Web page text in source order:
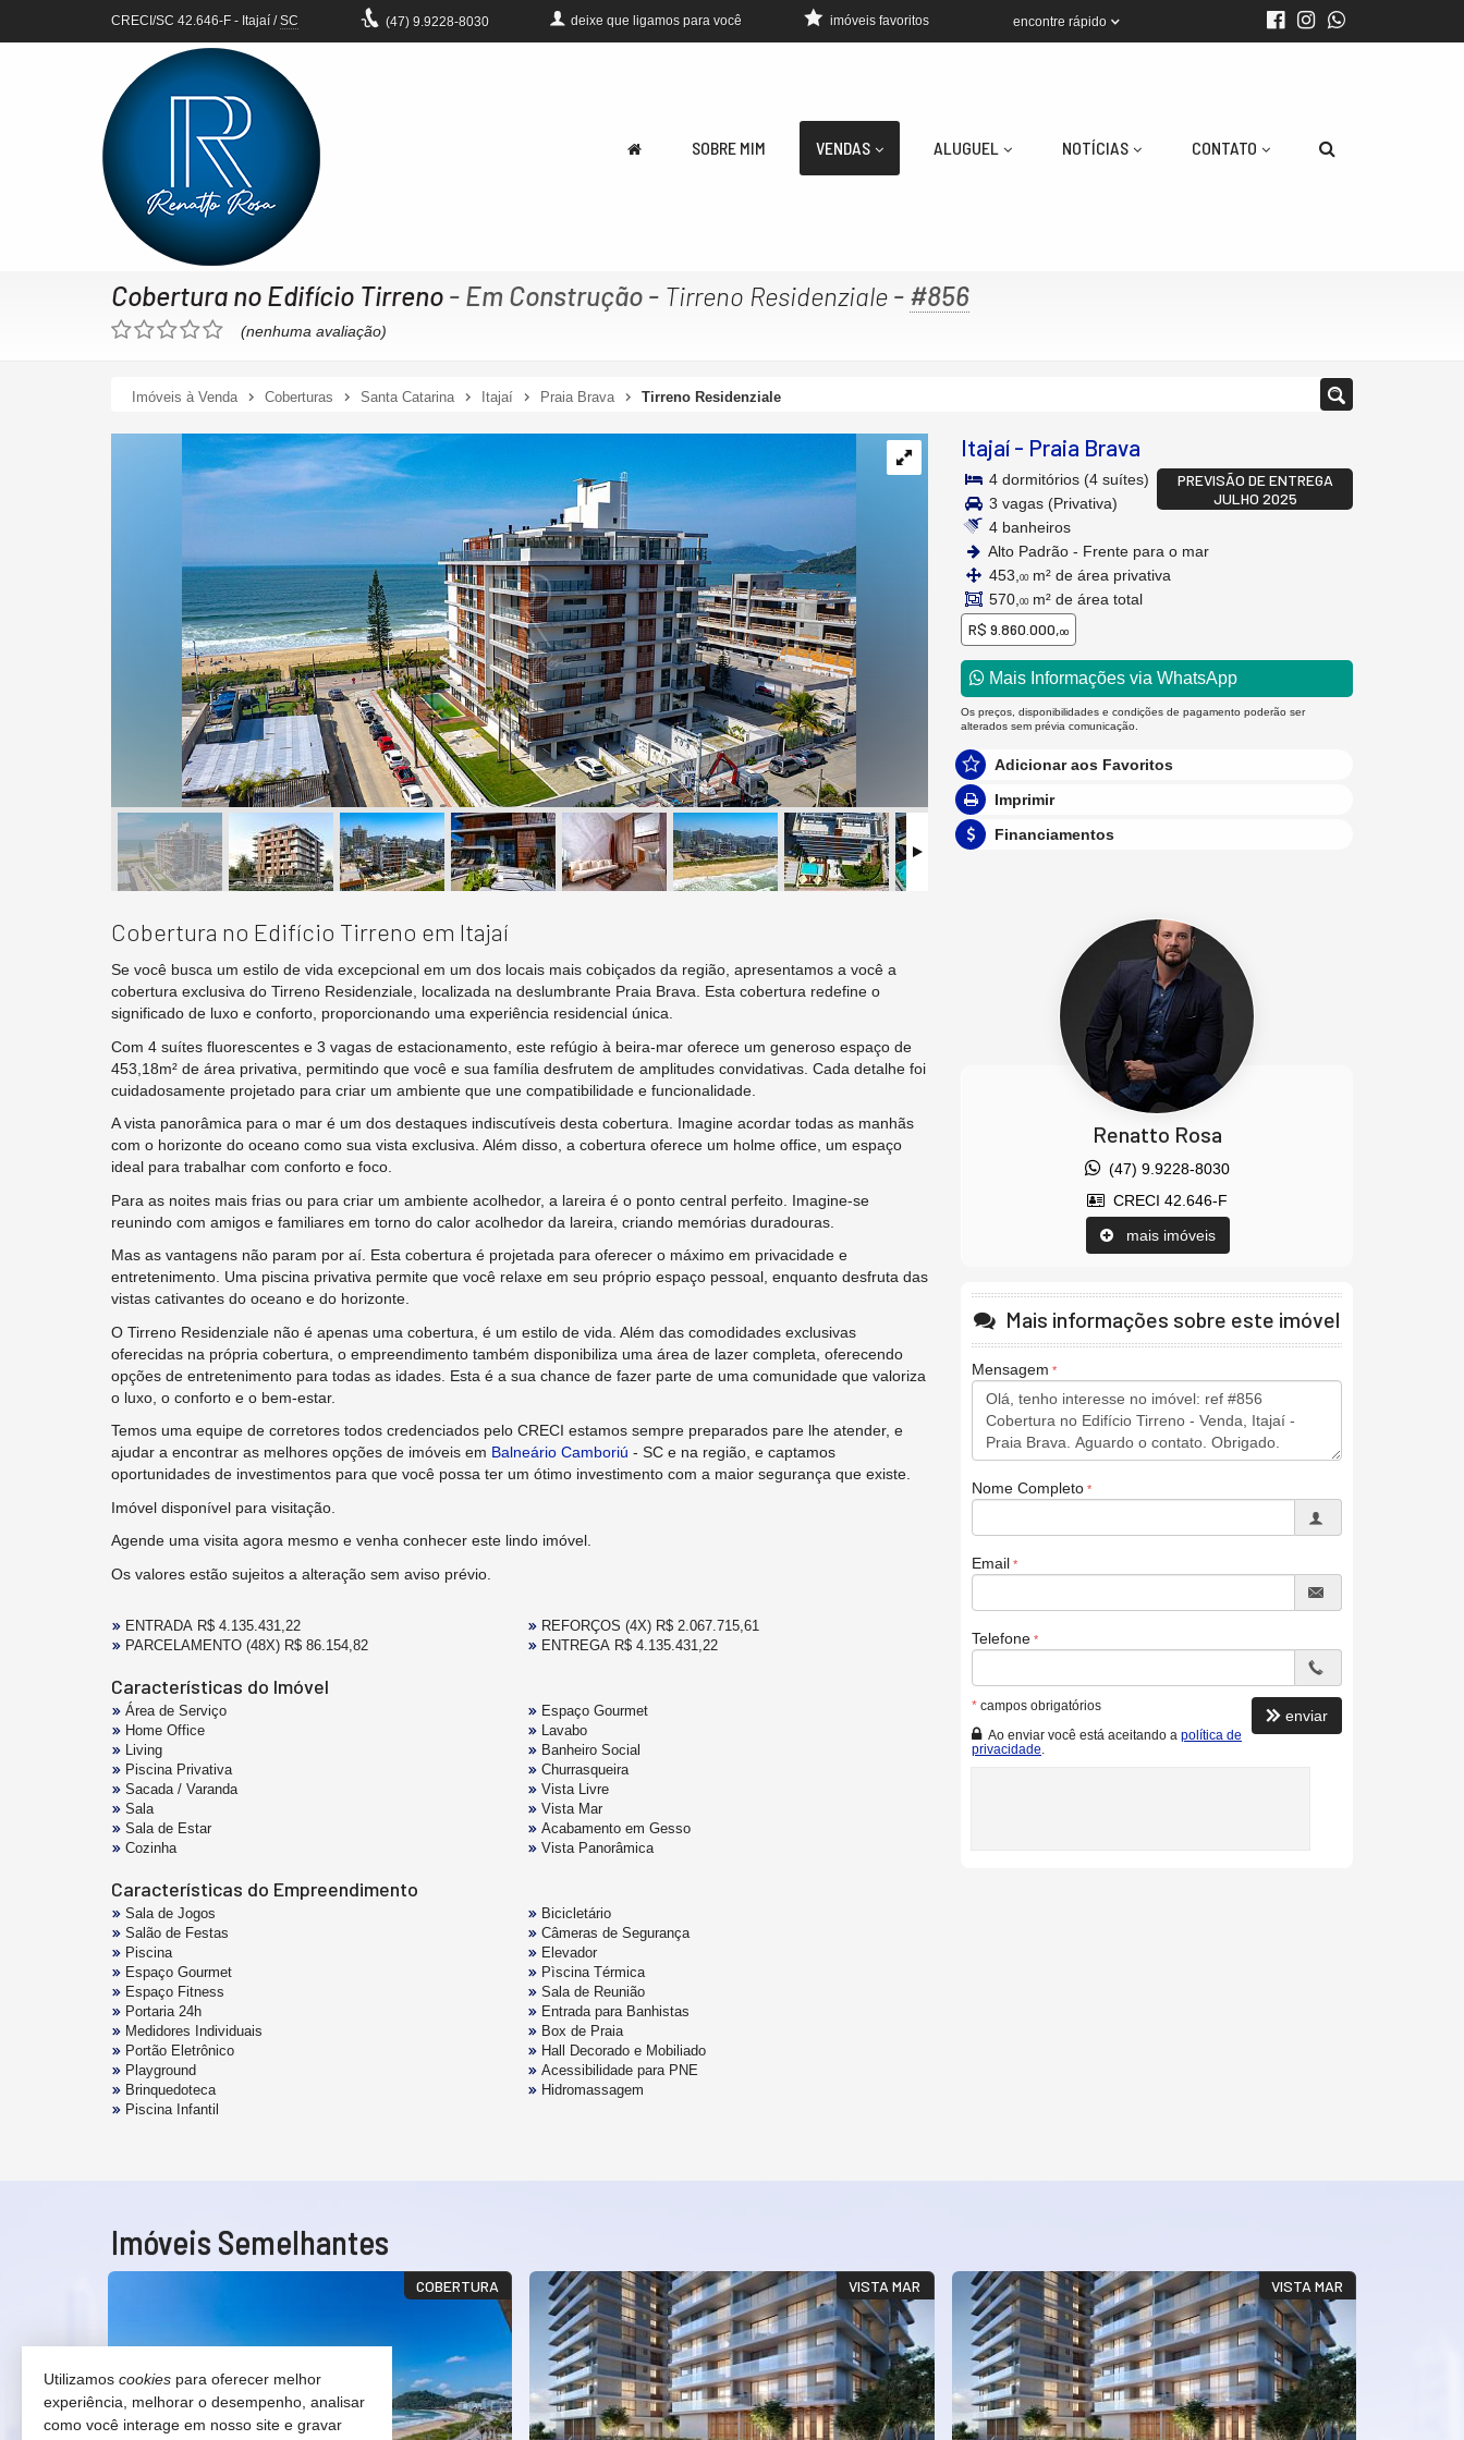
CRECI/SC 42.646-F - Itajaí /SC (47) 9.9228-8030 deixe que ligamos para você encontre rápido
imóveis favoritos
SOBRE MIM VENDAS ALUGUEL NOTÍCIAS CONTATO
Cobertura no Edifício Tirreno - Em Construção - Tirreno Residenziale - #856
(nenhuma avaliação)
Imóveis à Venda Coberturas Santa Catarina Itajaí Praia Brava Tirreno Residenziale
Itajaí - Praia Brava
PREVISÃO DE ENTREGA
JULHO 2025
4 dormitórios (4 suítes)
3 vagas (Privativa)
4 banheiros
Alto Padrão - Frente para o mar
453, 00 m² de área privativa
570, 00 m² de área total
R$ 9.860.000,00
Mais Informações via WhatsApp
Os preços, disponibilidades e condições de pagamento poderão ser
alterados sem prévia comunicação.
Adicionar aos Favoritos
Imprimir
Financiamentos
Cobertura no Edifício Tirreno em Itajaí
Se você busca um estilo de vida excepcional em um dos locais mais cobiçados da região, apresentamos a você a
cobertura exclusiva do Tirreno Residenziale, localizada na deslumbrante Praia Brava. Esta cobertura redefine o
significado de luxo e conforto, proporcionando uma experiência residencial única.
Com 4 suítes fluorescentes e 3 vagas de estacionamento, este refúgio à beira-mar oferece um generoso espaço de
453,18m² de área privativa, permitindo que você e sua família desfrutem de amplitudes convidativas. Cada detalhe foi
cuidadosamente projetado para criar um ambiente que une compatibilidade e funcionalidade.
A vista panorâmica para o mar é um dos destaques indiscutíveis desta cobertura. Imagine acordar todas as manhãs
com o horizonte do oceano como sua vista exclusiva. Além disso, a cobertura oferece um holme office, um espaço
ideal para trabalhar com conforto e foco.
Para as noites mais frias ou para criar um ambiente acolhedor, a lareira é o ponto central perfeito. Imagine-se
reunindo com amigos e familiares em torno do calor acolhedor da lareira, criando memórias duradouras.
Mas as vantagens não param por aí. Esta cobertura é projetada para oferecer o máximo em privacidade e
entretenimento. Uma piscina privativa permite que você relaxe em seu próprio espaço pessoal, enquanto desfruta das
vistas cativantes do oceano e do horizonte.
O Tirreno Residenziale não é apenas uma cobertura, é um estilo de vida. Além das comodidades exclusivas
oferecidas na própria cobertura, o empreendimento também disponibiliza uma área de lazer completa, oferecendo
opções de entretenimento para todas as idades. Esta é a sua chance de fazer parte de uma comunidade que valoriza
o luxo, o conforto e o bem-estar.
Temos uma equipe de corretores todos credenciados pelo CRECI estamos sempre preparados pare lhe atender, e
ajudar a encontrar as melhores opções de imóveis em Balneário Camboriú - SC e na região, e captamos
oportunidades de investimentos para que você possa ter um ótimo investimento com a maior segurança que existe.
Imóvel disponível para visitação.
Agende uma visita agora mesmo e venha conhecer este lindo imóvel.
Os valores estão sujeitos a alteração sem aviso prévio.
ENTRADA R$ 4.135.431,22
PARCELAMENTO (48X) R$ 86.154,82
REFORÇOS (4X) R$ 2.067.715,61
ENTREGA R$ 4.135.431,22
Características do Imóvel
Área de Serviço
Home Office
Living
Piscina Privativa
Sacada / Varanda
Sala
Sala de Estar
Cozinha
Espaço Gourmet
Lavabo
Banheiro Social
Churrasqueira
Vista Livre
Vista Mar
Acabamento em Gesso
Vista Panorâmica
Características do Empreendimento
Sala de Jogos
Salão de Festas
Piscina
Espaço Gourmet
Espaço Fitness
Portaria 24h
Medidores Individuais
Portão Eletrônico
Playground
Brinquedoteca
Piscina Infantil
Bicicletário
Câmeras de Segurança
Elevador
Pìscina Térmica
Sala de Reunião
Entrada para Banhistas
Box de Praia
Hall Decorado e Mobiliado
Acessibilidade para PNE
Hidromassagem
Renatto Rosa
(47) 9.9228-8030
CRECI 42.646-F
mais imóveis
Mais informações sobre este imóvel
Mensagem
Nome Completo
Email
Telefone
* campos obrigatórios
Ao enviar você está aceitando a política de
privacidade
enviar
Imóveis Semelhantes
COBERTURA VISTA MAR VISTA MAR
Utilizamos cookies para oferecer melhor
experiência, melhorar o desempenho, analisar
como você interage em nosso site e gravar